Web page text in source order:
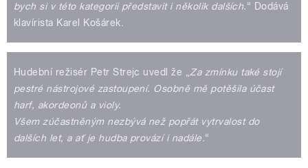
bych si v této kategorii představit i několik dalších.“ Dodává
klavírista Karel Košárek.
Hudební režisér Petr Strejc uvedl že „ Za zmínku také stojí
pestré nástrojové zastoupení. Osobně mě potěšila účast
harf, akordeonů a violy.
Všem zúčastněným nezbývá než popřát vytrvalost do
dalších let, a ať je hudba provází i nadále .“